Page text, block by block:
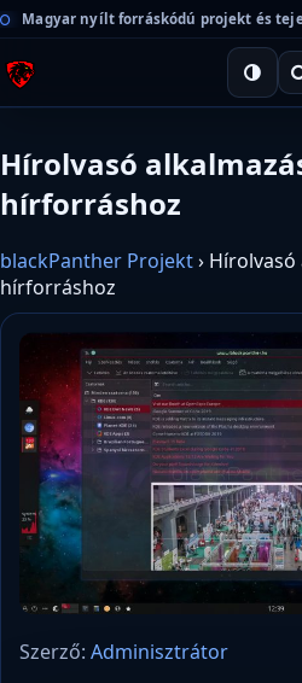
Magyar nyílt forráskódú projekt és
Hírolvasó
hírforráshoz
blackPanther Projekt› Hírolvasó
hírforráshoz
Szerző: Adminisztrátor